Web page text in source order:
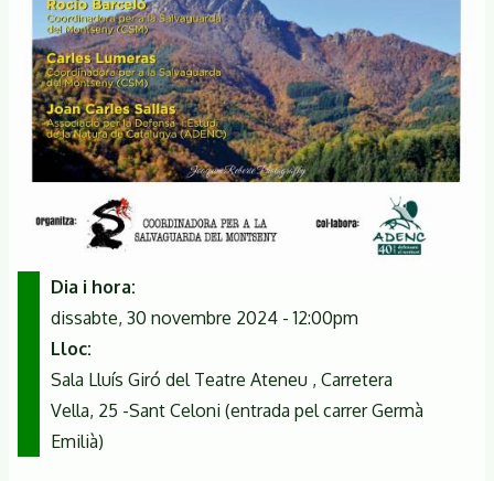
Dia i hora
dissabte, 30 novembre 2024 - 12:00pm
Lloc
Sala Lluís Giró del Teatre Ateneu , Carretera
Vella, 25 -Sant Celoni (entrada pel carrer Germà
Emilià)